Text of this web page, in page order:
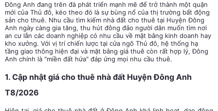
Đông Anh đang trên đà phát triển mạnh mẽ để trở thành một quận
mới của Thủ đô, kéo theo đó là sự bùng nổ của thị trường bất động
sản cho thuê. Nhu cầu tìm kiếm nhà đất cho thuê tại Huyện Đông
Anh ngày càng gia tăng, thu hút đông đảo người dân muốn tìm nơi
an cư lẫn các doanh nghiệp có nhu cầu về mặt bằng kinh doanh hay
kho xưởng. Với vị trí chiến lược tại cửa ngõ Thủ đô, hệ thống hạ
tầng giao thông hiện đại và mặt bằng giá thuê còn rất hợp lý, Đông
Anh chính là "miền đất hứa" đáp ứng mọi nhu cầu thuê.
1. Cập nhật giá cho thuê nhà đất Huyện Đông Anh
T8/2026